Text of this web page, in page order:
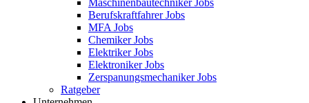
Maschinenbautechniker Jobs
Berufskraftfahrer Jobs
MFA Jobs
Chemiker Jobs
Elektriker Jobs
Elektroniker Jobs
Zerspanungsmechaniker Jobs
Ratgeber